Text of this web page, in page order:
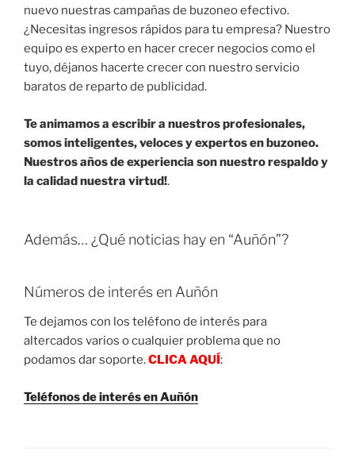
nuevo nuestras campañas de buzoneo efectivo.
¿Necesitas ingresos rápidos para tu empresa? Nuestro
equipo es experto en hacer crecer negocios como el
tuyo, déjanos hacerte crecer con nuestro servicio
baratos de reparto de publicidad.
Te animamos a escribir a nuestros profesionales,
somos inteligentes, veloces y expertos en buzoneo.
Nuestros años de experiencia son nuestro respaldo y
la calidad nuestra virtud!.
Además… ¿Qué noticias hay en “Auñón”?
Números de interés en Auñón
Te dejamos con los teléfono de interés para
altercados varios o cualquier problema que no
podamos dar soporte.CLICA AQUÍ :
Teléfonos de interés en Auñón